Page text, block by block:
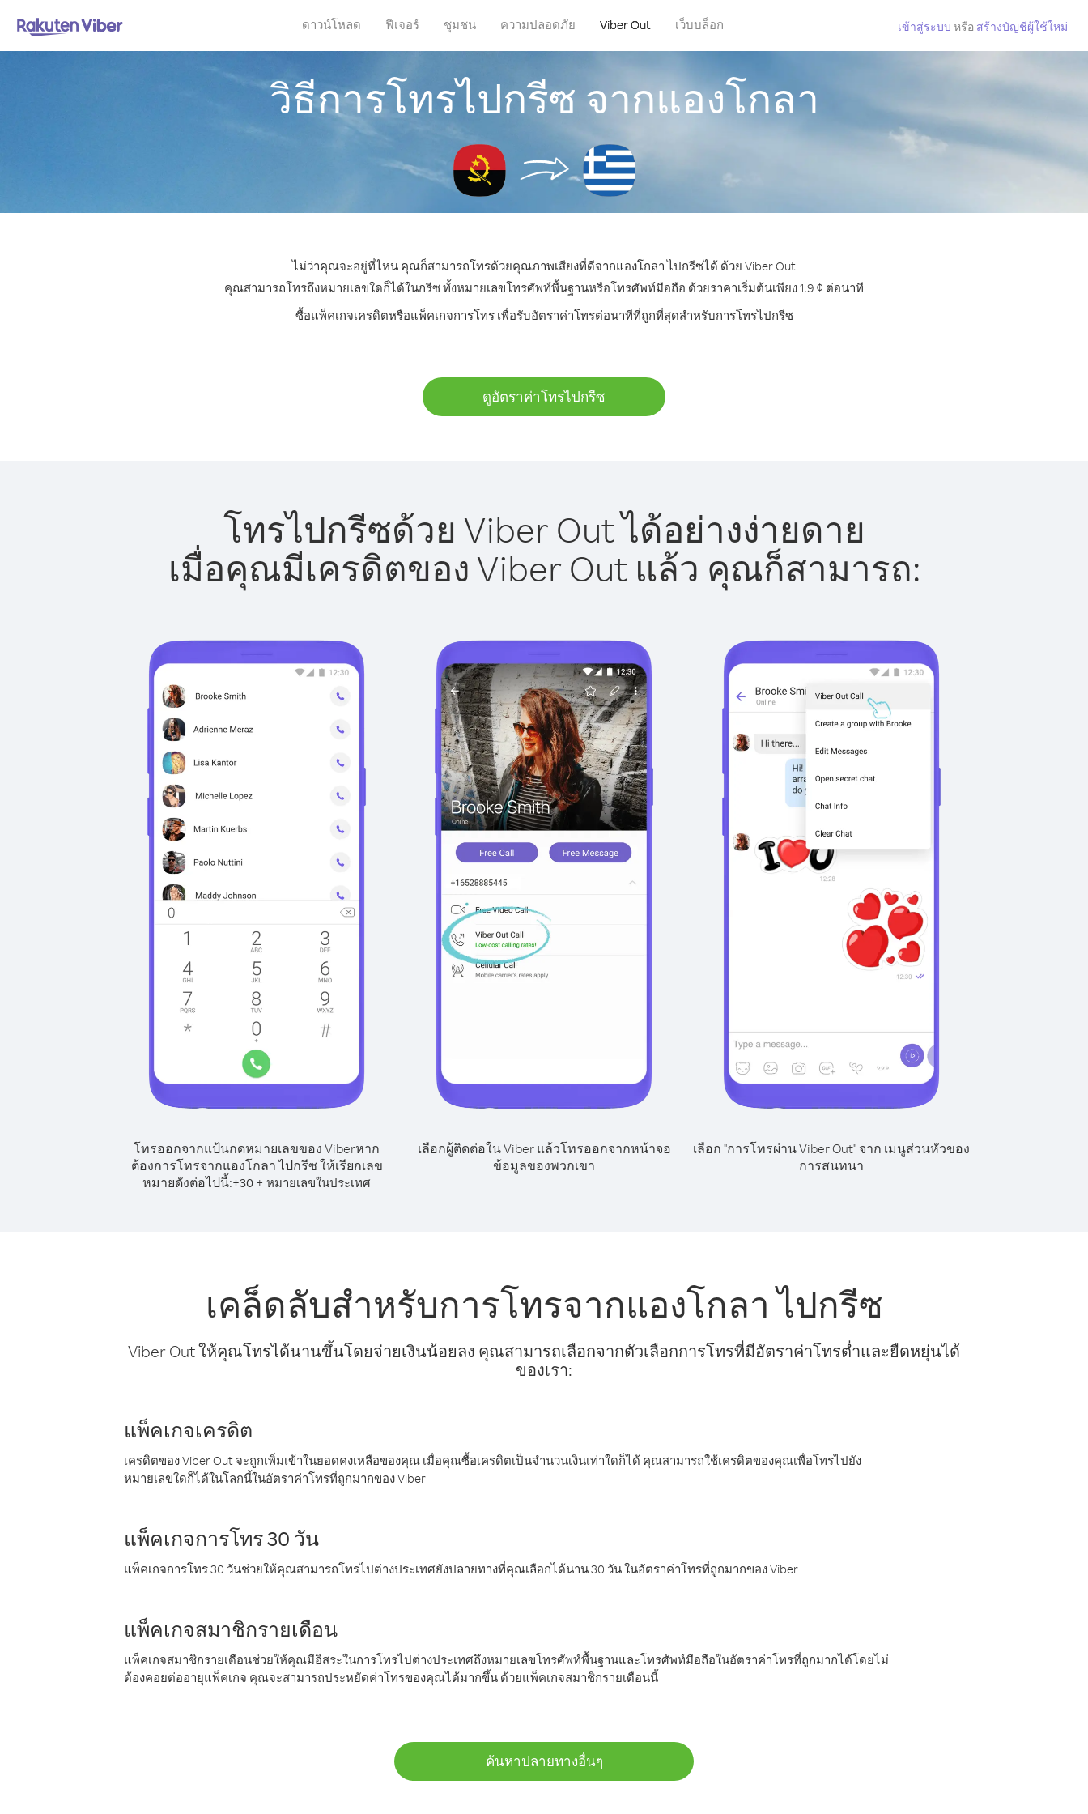
ดาวน์โหลด ฟีเจอร์ ชุมชน ความปลอดภัย Viber Out เว็บบล็อก เข้าสู่ระบบ หรือ สร้างบัญชีผู้ใช้ใหม่
วิธีการโทรไปกรีซ จากแองโกลา
ไม่ว่าคุณจะอยู่ที่ไหน คุณก็สามารถโทรด้วยคุณภาพเสียงที่ดีจากแองโกลา ไปกรีซได้ ด้วย Viber Out
คุณสามารถโทรถึงหมายเลขใดก็ได้ในกรีซ ทั้งหมายเลขโทรศัพท์พื้นฐานหรือโทรศัพท์มือถือ ด้วยราคาเริ่มต้นเพียง 1.9 ¢ ต่อนาที
ซื้อแพ็คเกจเครดิตหรือแพ็คเกจการโทร เพื่อรับอัตราค่าโทรต่อนาทีที่ถูกที่สุดสำหรับการโทรไปกรีซ
ดูอัตราค่าโทรไปกรีซ
โทรไปกรีซด้วย Viber Out ได้อย่างง่ายดาย
เมื่อคุณมีเครดิตของ Viber Out แล้ว คุณก็สามารถ:
โทรออกจากแป้นกดหมายเลขของ Viberหาก
ต้องการโทรจากแองโกลา ไปกรีซ ให้เรียกเลข
หมายดังต่อไปนี้:+30 + หมายเลขในประเทศ
เลือกผู้ติดต่อใน Viber แล้วโทรออกจากหน้าจอ
ข้อมูลของพวกเขา
เลือก "การโทรผ่าน Viber Out" จาก เมนูส่วนหัวของ
การสนทนา
เคล็ดลับสำหรับการโทรจากแองโกลา ไปกรีซ
Viber Out ให้คุณโทรได้นานขึ้นโดยจ่ายเงินน้อยลง คุณสามารถเลือกจากตัวเลือกการโทรที่มีอัตราค่าโทรต่ำและยืดหยุ่นได้
ของเรา:
แพ็คเกจเครดิต
เครดิตของ Viber Out จะถูกเพิ่มเข้าในยอดคงเหลือของคุณ เมื่อคุณซื้อเครดิตเป็นจำนวนเงินเท่าใดก็ได้ คุณสามารถใช้เครดิตของคุณเพื่อโทรไปยัง
หมายเลขใดก็ได้ในโลกนี้ในอัตราค่าโทรที่ถูกมากของ Viber
แพ็คเกจการโทร 30 วัน
แพ็คเกจการโทร 30 วันช่วยให้คุณสามารถโทรไปต่างประเทศยังปลายทางที่คุณเลือกได้นาน 30 วัน ในอัตราค่าโทรที่ถูกมากของ Viber
แพ็คเกจสมาชิกรายเดือน
แพ็คเกจสมาชิกรายเดือนช่วยให้คุณมีอิสระในการโทรไปต่างประเทศถึงหมายเลขโทรศัพท์พื้นฐานและโทรศัพท์มือถือในอัตราค่าโทรที่ถูกมากได้โดยไม่
ต้องคอยต่ออายุแพ็คเกจ คุณจะสามารถประหยัดค่าโทรของคุณได้มากขึ้น ด้วยแพ็คเกจสมาชิกรายเดือนนี้
ค้นหาปลายทางอื่นๆ